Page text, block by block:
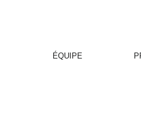
ÉQUIPE